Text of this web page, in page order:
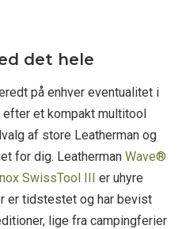
det hele
på enhver eventualitet i
efter et kompakt multitool
af store Leatherman og
for dig. Leatherman Wave®
SwissTool III er uhyre
er tidstestet og har bevist
lige fra campingferier